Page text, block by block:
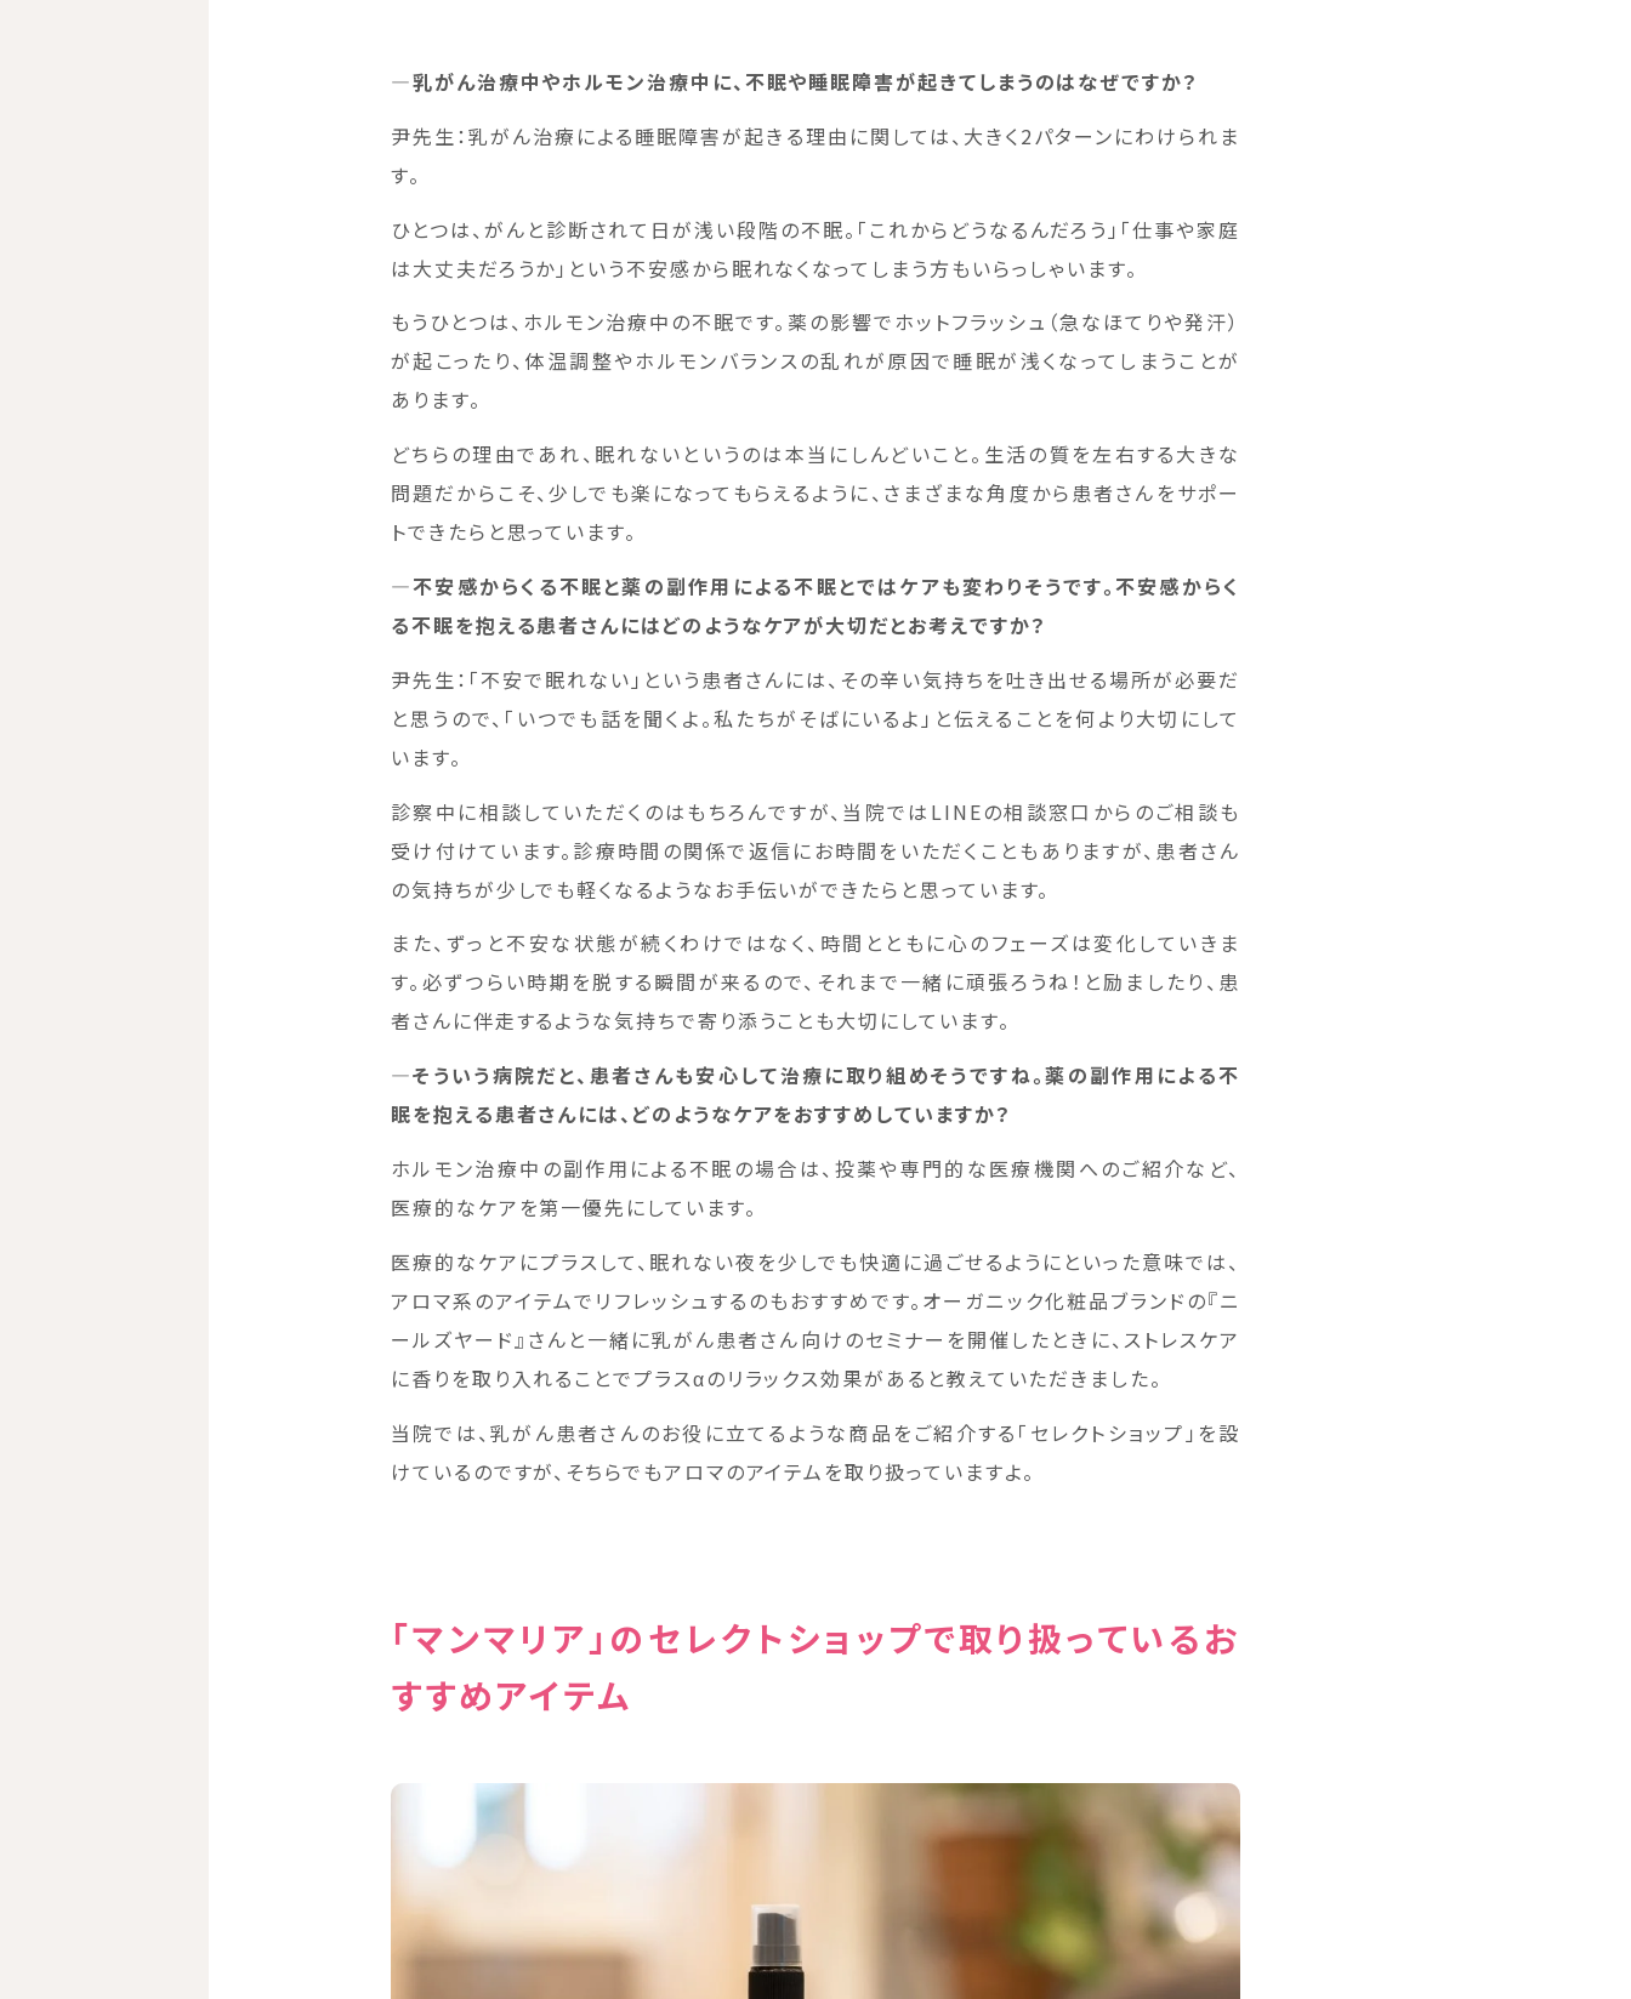
―乳がん治療中やホルモン治療中に、不眠や睡眠障害が起きてしまうのはなぜですか？
尹先生：乳がん治療による睡眠障害が起きる理由に関しては、大きく2パターンにわけられま
す。
ひとつは、がんと診断されて日が浅い段階の不眠。「これからどうなるんだろう」「仕事や家庭
は大丈夫だろうか」という不安感から眠れなくなってしまう方もいらっしゃいます。
もうひとつは、ホルモン治療中の不眠です。薬の影響でホットフラッシュ（急なほてりや発汗）
が起こったり、体温調整やホルモンバランスの乱れが原因で睡眠が浅くなってしまうことが
あります。
どちらの理由であれ、眠れないというのは本当にしんどいこと。生活の質を左右する大きな
問題だからこそ、少しでも楽になってもらえるように、さまざまな角度から患者さんをサポー
トできたらと思っています。
―不安感からくる不眠と薬の副作用による不眠とではケアも変わりそうです。不安感からく
る不眠を抱える患者さんにはどのようなケアが大切だとお考えですか？
尹先生：「不安で眠れない」という患者さんには、その辛い気持ちを吐き出せる場所が必要だ
と思うので、「いつでも話を聞くよ。私たちがそばにいるよ」と伝えることを何より大切にして
います。
診察中に相談していただくのはもちろんですが、当院ではLINEの相談窓口からのご相談も
受け付けています。診療時間の関係で返信にお時間をいただくこともありますが、患者さん
の気持ちが少しでも軽くなるようなお手伝いができたらと思っています。
また、ずっと不安な状態が続くわけではなく、時間とともに心のフェーズは変化していきま
す。必ずつらい時期を脱する瞬間が来るので、それまで一緒に頑張ろうね！と励ましたり、患
者さんに伴走するような気持ちで寄り添うことも大切にしています。
―そういう病院だと、患者さんも安心して治療に取り組めそうですね。薬の副作用による不
眠を抱える患者さんには、どのようなケアをおすすめしていますか？
ホルモン治療中の副作用による不眠の場合は、投薬や専門的な医療機関へのご紹介など、
医療的なケアを第一優先にしています。
医療的なケアにプラスして、眠れない夜を少しでも快適に過ごせるようにといった意味では、
アロマ系のアイテムでリフレッシュするのもおすすめです。オーガニック化粧品ブランドの『ニ
ールズヤード』さんと一緒に乳がん患者さん向けのセミナーを開催したときに、ストレスケア
に香りを取り入れることでプラスαのリラックス効果があると教えていただきました。
当院では、乳がん患者さんのお役に立てるような商品をご紹介する「セレクトショップ」を設
けているのですが、そちらでもアロマのアイテムを取り扱っていますよ。
「マンマリア」のセレクトショップで取り扱っているお
すすめアイテム